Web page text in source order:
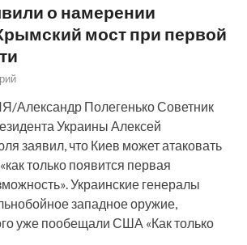
о намерении
мост при первой
Александр Полегенько Советник
Украины Алексей
заявил, что Киев может атаковать
только появится первая
Украинские генералы
западное оружие,
уже пообещали США «Как только